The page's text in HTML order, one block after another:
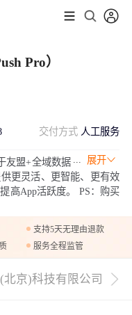
Pro）
交付方式 人工服务
展开
友盟+全域数据
更灵活、更智能、更有效
高App活跃度。 PS：购买
支持5天无理由退款
服务全程监管
北京)科技有限公司